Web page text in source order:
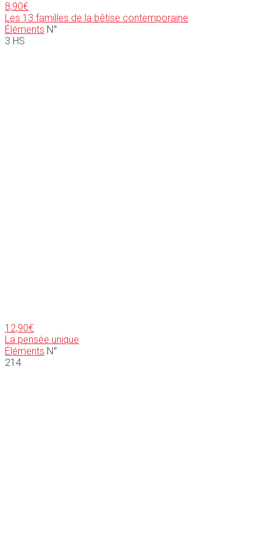
8,90€
Les 13 familles de la bêtise contemporaine
Éléments N°
3 HS
12,90€
La pensée unique
Éléments N°
214